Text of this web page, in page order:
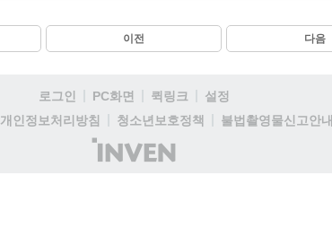
이전 다음
로그인 PC화면 퀵링크
설정
개인정보처리방침 청소년보호정책
불법촬영물신고안내
(주)
인